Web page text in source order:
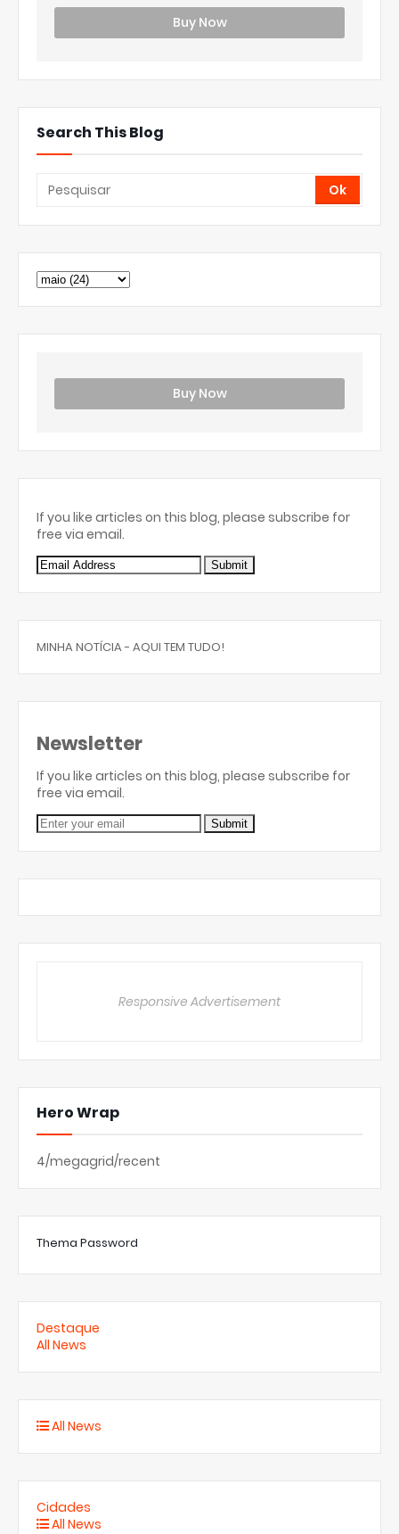
Buy Now
Search This Blog
Buy Now
If you like articles on this blog, please subscribe for
free via email.
MINHA NOTÍCIA - AQUI TEM TUDO!
Newsletter
If you like articles on this blog, please subscribe for
free via email.
Responsive Advertisement
Hero Wrap
4/megagrid/recent
Thema Password
Destaque
All News
All News
Cidades
All News